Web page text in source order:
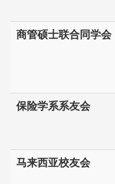
商管硕士联合同学会
保险学系系友会
马来西亚校友会